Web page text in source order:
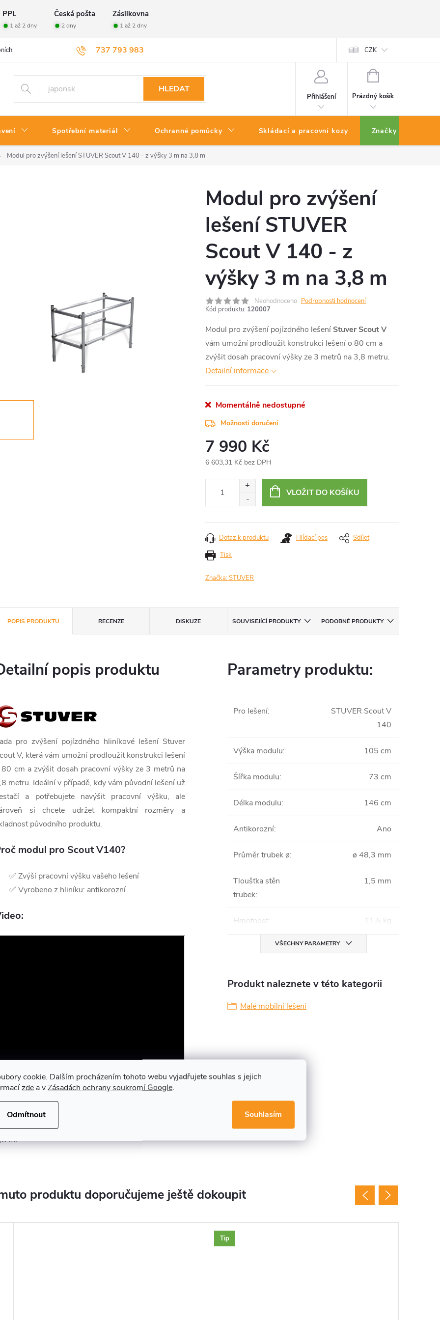
cookie. Dalším procházením tohoto webu vyjadřujete souhlas s jejich
zde a vZásadách ochrany soukromí Google.
Odmítnout Souhlasím
PPL Česká pošta Zásilkovna
1 až 2 dny 2 dny 1 až 2 dny
737 793 983
údajů Velkoobchod Vrácení zboží CZK
HLEDAT
Přihlášení
NÁKUPNÍ
Prázdný košík
Spotřební materiál Ochranné pomůcky Skládací a pracovní kozy Značky
Modul pro zvýšení lešení STUVER Scout V 140 - z výšky 3 m na 3,8 m
Modul pro zvýšení
lešení STUVER
Scout V 140 - z
výšky 3 m na 3,8 m
Neohodnoceno Podrobnosti hodnocení
Kód produktu: 120007
Modul pro zvýšení pojízdného lešení Stuver Scout V
vám umožní prodloužit konstrukci lešení o 80 cm a
zvýšit dosah pracovní výšky ze 3 metrů na 3,8 metru.
Detailní informace
Momentálně nedostupné
Možnosti doručení
7 990 Kč
6 603,31 Kč bez DPH
VLOŽIT DO KOŠÍKU
Tisk
Dotaz k produktu Hlídací pes Sdílet
Značka:STUVER
POPIS PRODUKTU RECENZE DISKUZE SOUVISEJÍCÍ PRODUKTY PODOBNÉ PRODUKTY
popis produktu
pro zvýšení pojízdného hliníkové lešení Stuver
V, která vám umožní prodloužit konstrukci lešení
cm a zvýšit dosah pracovní výšky ze 3 metrů na
metru. Ideální v případě, kdy vám původní lešení už
a potřebujete navýšit pracovní výšku, ale
si chcete udržet kompaktní rozměry a
původního produktu.
modul pro Scout V140?
✅ Zvýší pracovní výšku vašeho lešení
✅ Vyrobeno z hliníku: antikorozní
ve videu se nachází typ
m.
Parametry produktu:
Pro lešení:
STUVER Scout V
140
Výška modulu: 105 cm
Šířka modulu: 73 cm
Délka modulu: 146 cm
Antikorozní: Ano
Průměr trubek ø: ø 48,3 mm
Tloušťka stěn
trubek:
1,5 mm
Hmotnost: 11,5 kg
VŠECHNY PARAMETRY
Produkt naleznete v této kategorii
Malé mobilní lešení
produktu doporučujeme ještě dokoupit
Tip